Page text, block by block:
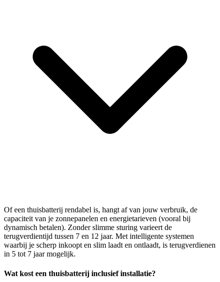
Of een thuisbatterij rendabel is, hangt af van jouw verbruik, de
capaciteit van je zonnepanelen en energietarieven (vooral bij
dynamisch betalen). Zonder slimme sturing varieert de
terugverdientijd tussen 7 en 12 jaar. Met intelligente systemen
waarbij je scherp inkoopt en slim laadt en ontlaadt, is terugverdienen
in 5 tot 7 jaar mogelijk.
Wat kost een thuisbatterij inclusief installatie?